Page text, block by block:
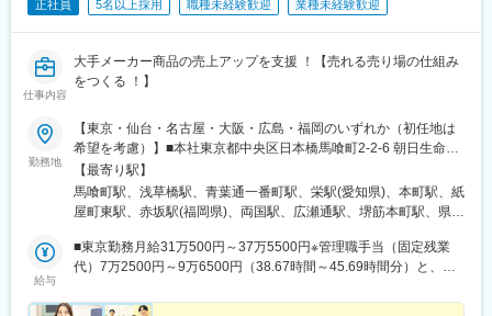
正社員 5名以上採用 職種未経験歓迎 業種未経験歓迎
仕事内容
大手メーカー商品の売上アップを支援 ！【売れる売り場の仕組み
をつくる ！】
勤務地
【東京・仙台・名古屋・大阪・広島・福岡のいずれか（初任地は
希望を考慮）】■本社東京都中央区日本橋馬喰町2-2-6 朝日生命須
長ビル7階■東京分室(1)東京都台東区柳橋2-2-3 柳橋鈴和ビル8階東
京都台東区柳橋2-2-3 柳橋鈴和ビル7階■東京分室(2)東京都台東区
浅草橋2-2-10 TOKENビル5階■仙台営業所宮城県仙台市青葉区一
市中区丸の内3-19-12 久屋パークサイドビル7階■大阪営業所大阪
府大阪市中央区南本町4-1-10 DPスクエア本町3階■広島営業所広
福岡県福岡市中央区赤坂1‐15‐33 ダイアビル福岡赤坂5階◎初任地
【最寄り駅】
馬喰町駅、浅草橋駅、青葉通一番町駅、栄駅(愛知県)、本町駅、紙
屋町東駅、赤坂駅(福岡県)、両国駅、広瀬通駅、堺筋本町駅、県庁
給与
■東京勤務月給31万500円～37万5500円※管理職手当（固定残業
代）7万2500円～9万6500円（38.67時間～45.69時間分）と、一
超えた場合は、超過分の時間外手当が支払われます■仙台・名古